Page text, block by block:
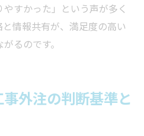
やすかった」という声が多く
情報共有が、満足度の高い
るのです。
外注の判断基準と